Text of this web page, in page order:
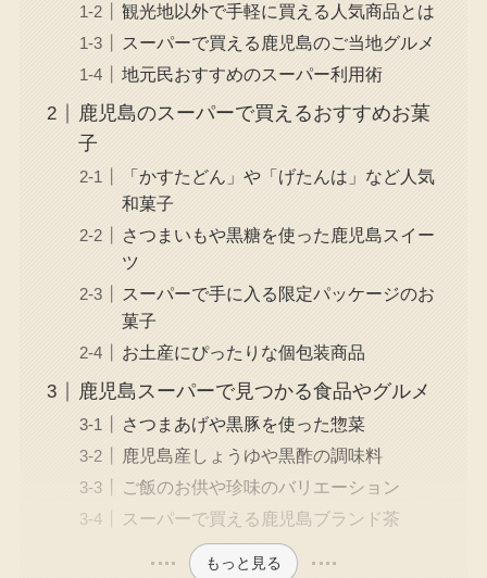
観光地以外で手軽に買える人気商品とは
スーパーで買える鹿児島のご当地グルメ
地元民おすすめのスーパー利用術
鹿児島のスーパーで買えるおすすめお菓
子
「かすたどん」や「げたんは」など人気
和菓子
さつまいもや黒糖を使った鹿児島スイー
ツ
スーパーで手に入る限定パッケージのお
菓子
お土産にぴったりな個包装商品
鹿児島スーパーで見つかる食品やグルメ
さつまあげや黒豚を使った惣菜
鹿児島産しょうゆや黒酢の調味料
ご飯のお供や珍味のバリエーション
スーパーで買える鹿児島ブランド茶
もっと見る